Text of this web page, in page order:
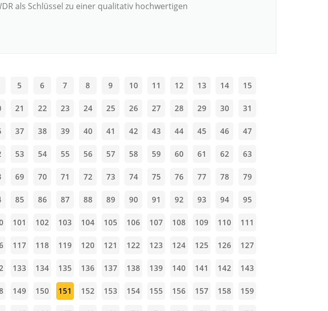
als Schlüssel zu einer qualitativ hochwertigen
5 6 7 8 9 10 11 12 13 14 15
21 22 23 24 25 26 27 28 29 30 31
37 38 39 40 41 42 43 44 45 46 47
53 54 55 56 57 58 59 60 61 62 63
69 70 71 72 73 74 75 76 77 78 79
85 86 87 88 89 90 91 92 93 94 95
101 102 103 104 105 106 107 108 109 110 111
117 118 119 120 121 122 123 124 125 126 127
133 134 135 136 137 138 139 140 141 142 143
149 150 151 152 153 154 155 156 157 158 159